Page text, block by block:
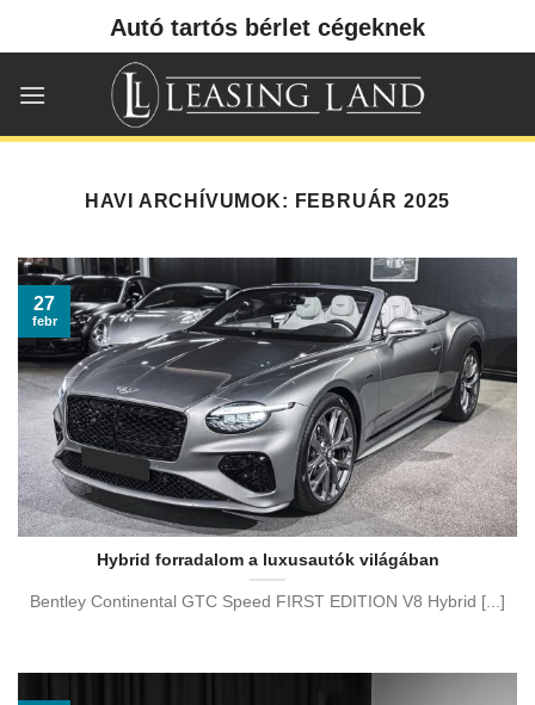
Autó tartós bérlet cégeknek
HAVI ARCHÍVUMOK: FEBRUÁR 2025
Hybrid forradalom a luxusautók világában
Bentley Continental GTC Speed FIRST EDITION V8 Hybrid [...]
27
febr